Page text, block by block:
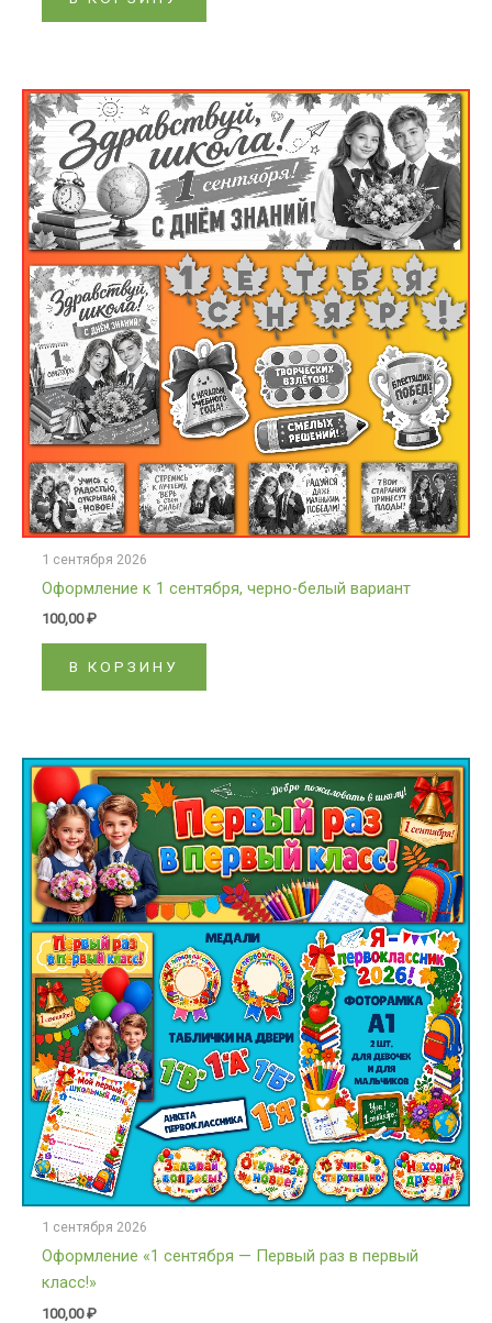
1 сентября 2026
Оформление к 1 сентября, черно-белый вариант
100,00₽
В КОРЗИНУ
1 сентября 2026
Оформление «1 сентября — Первый раз в первый
класс!»
100,00₽